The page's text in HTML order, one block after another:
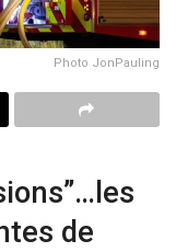
Photo JonPauling
de